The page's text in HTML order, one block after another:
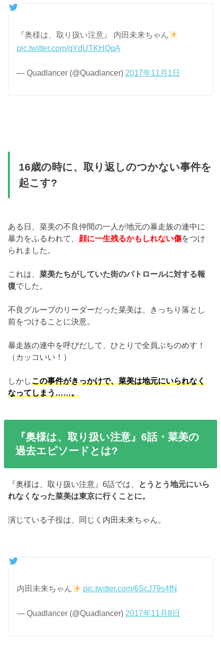
『奥様は、取り扱い注意』 内田未来ちゃん
pic.twitter.com/qYdUTKHQqA
— Quadlancer (@Quadlancer) 2017年11月1日
16歳の時に、取り返しのつかない事件を
起こす?
ある日、菜美の不良仲間の一人が地元の暴走族の連中に
暴力をふるわれて、 顔に一生残るかもしれない傷をつけ
られました。
これは、菜美たちがしていた街のパトロールに対する報
復でした。
不良グループのリーダーだった菜美は、きっちり落とし
前をつけることに決意。
暴走族の連中を呼びだして、ひとりで全員ぶちのめす！
（カッコいい！）
しかしこの事件がきっかけで、菜美は地元にいられなく
なってしまう……。
『奥様は、取り扱い注意』6話・菜美の
過去エピソードとは?
『奥様は、取り扱い注意』6話では、 とうとう地元にいら
れなくなった菜美は東京に行くことに。
演じている子役は、同じく内田未来ちゃん。
内田未来ちゃん pic.twitter.com/6ScJ79s4fN
— Quadlancer (@Quadlancer) 2017年11月8日